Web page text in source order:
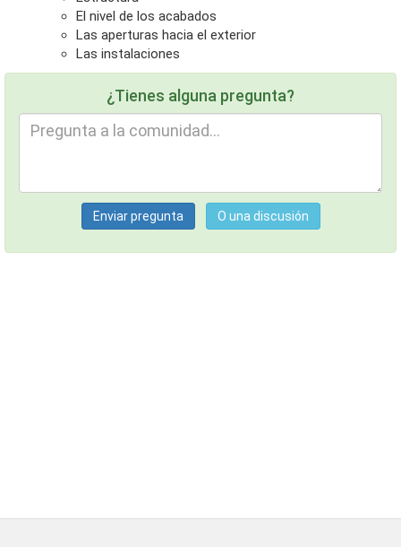
El nivel de los acabados
Las aperturas hacia el exterior
Las instalaciones
¿Tienes alguna pregunta?
Enviar pregunta O una discusión